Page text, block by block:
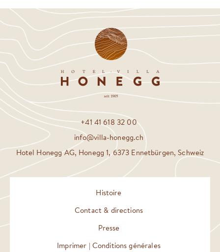
+41 41 618 32 00
info@villa-honegg.ch
Hotel Honegg AG, Honegg 1, 6373 Ennetbürgen, Schweiz
Histoire
Contact & directions
Presse
Imprimer | Conditions générales